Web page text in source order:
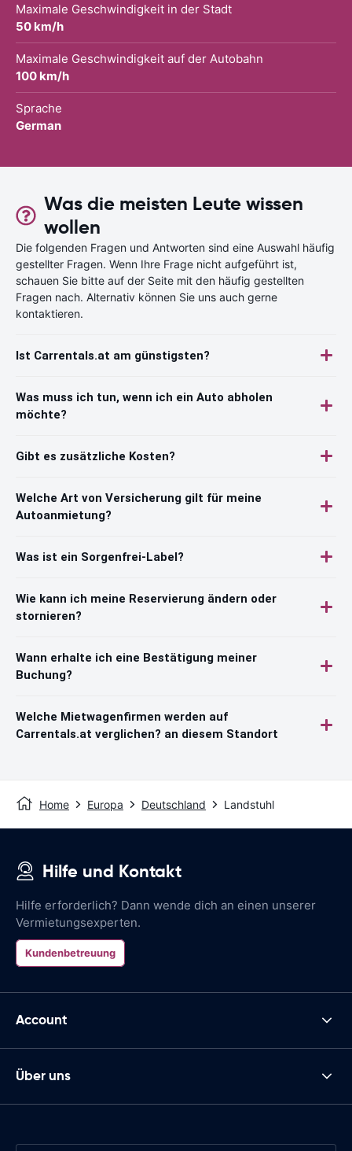
Maximale Geschwindigkeit in der Stadt
50 km/h
Maximale Geschwindigkeit auf der Autobahn
100 km/h
Sprache
German
Was die meisten Leute wissen
wollen
Die folgenden Fragen und Antworten sind eine Auswahl häufig
gestellter Fragen. Wenn Ihre Frage nicht aufgeführt ist,
schauen Sie bitte auf der Seite mit den häufig gestellten
Fragen nach. Alternativ können Sie uns auch gerne
kontaktieren.
Ist Carrentals.at am günstigsten?
Was muss ich tun, wenn ich ein Auto abholen
möchte?
Gibt es zusätzliche Kosten?
Welche Art von Versicherung gilt für meine
Autoanmietung?
Was ist ein Sorgenfrei-Label?
Wie kann ich meine Reservierung ändern oder
stornieren?
Wann erhalte ich eine Bestätigung meiner
Buchung?
Welche Mietwagenfirmen werden auf
Carrentals.at verglichen? an diesem Standort
Home Europa Deutschland Landstuhl
Hilfe und Kontakt
Hilfe erforderlich? Dann wende dich an einen unserer
Vermietungsexperten.
Kundenbetreuung
Account
Über uns